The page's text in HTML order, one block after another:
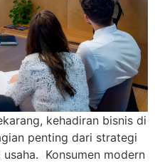
kehadiran bisnis di
penting dari strategi
Konsumen modern